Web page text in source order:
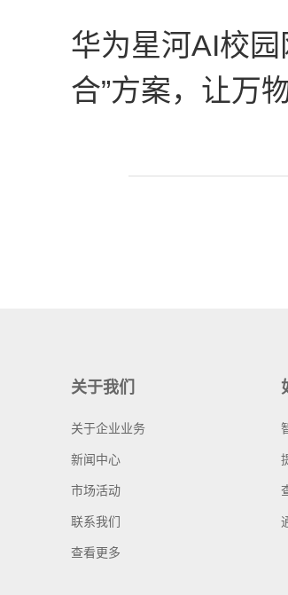
华为星河AI校
合”方案，让万
关于我们
关于企业业务
新闻中心
市场活动
联系我们
查看更多